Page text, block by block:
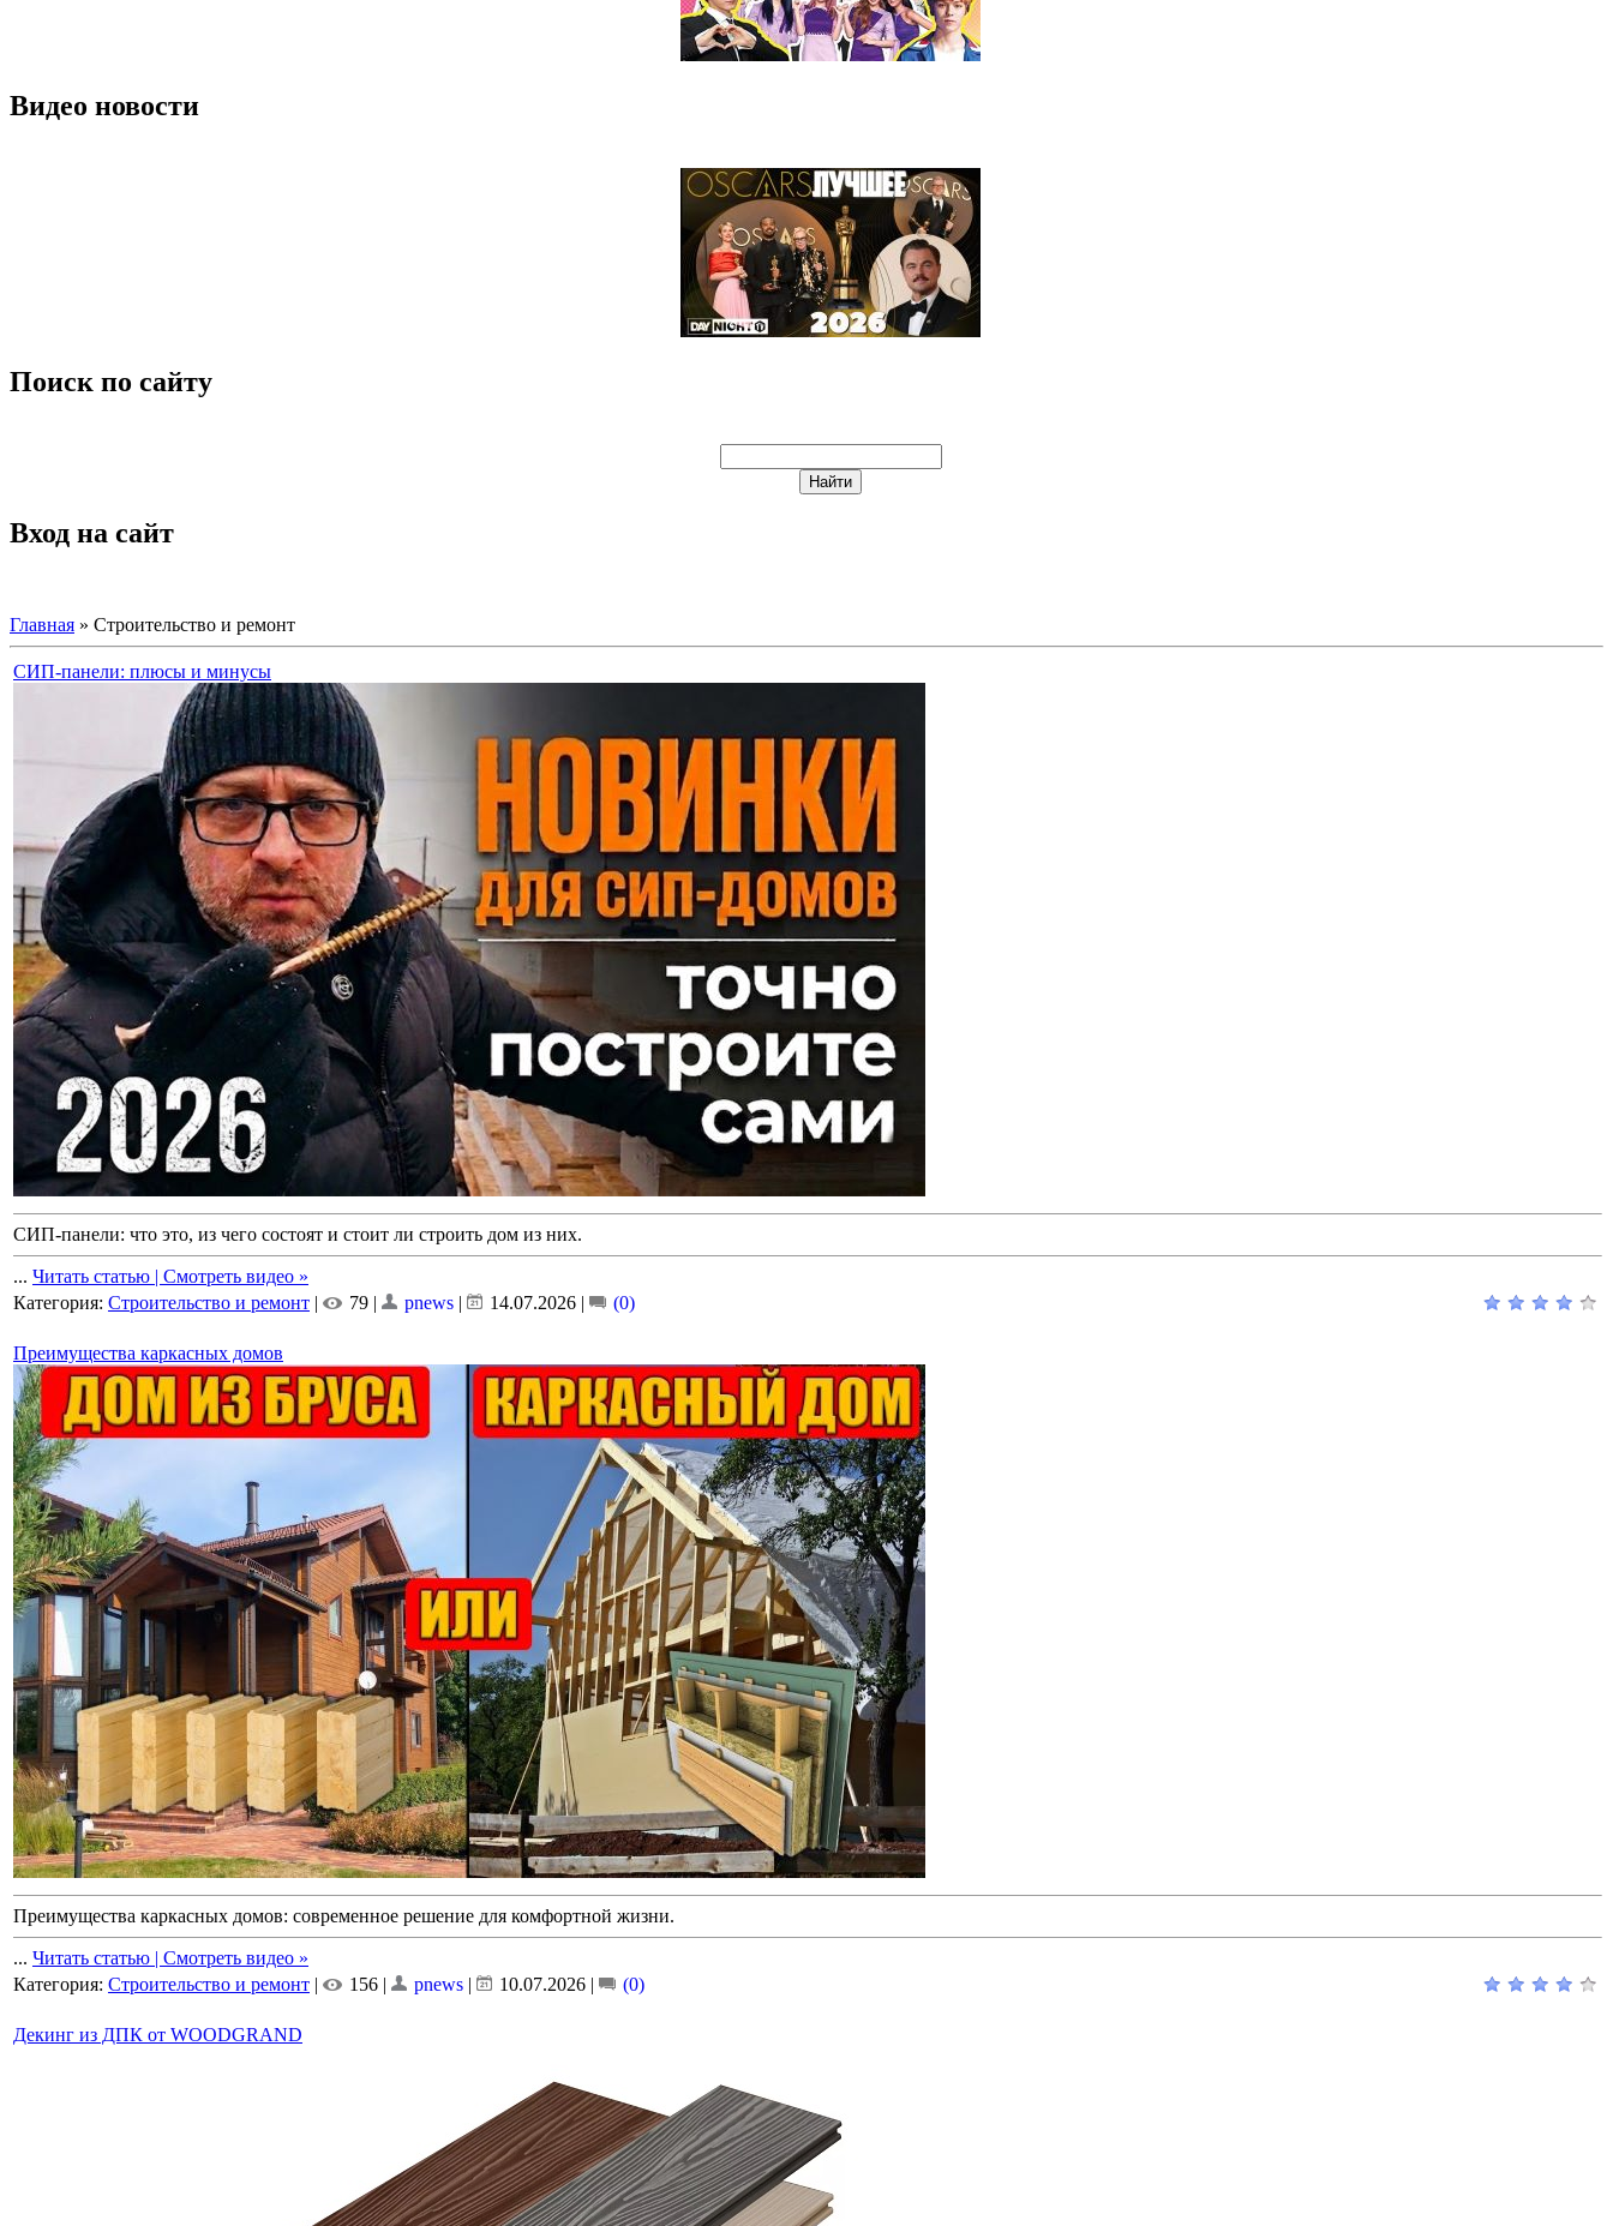
Видео новости
Поиск по сайту
Вход на сайт
Главная » Строительство и ремонт
СИП-панели: плюсы и минусы
СИП-панели: что это, из чего состоят и стоит ли строить дом из них.
... Читать статью | Смотреть видео »
Категория: Строительство и ремонт | 79 | pnews | 14.07.2026 | (0)
Преимущества каркасных домов
Преимущества каркасных домов: современное решение для комфортной жизни.
... Читать статью | Смотреть видео »
Категория: Строительство и ремонт | 156 | pnews | 10.07.2026 | (0)
Декинг из ДПК от WOODGRAND